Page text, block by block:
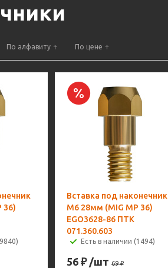
По алфавиту По цене
36)
Вставка под наконечник
M6 28мм (MIG MP 36)
EGO3628-86 ПТК
071.360.603
Есть в наличии (1494)
56₽ /шт 69₽